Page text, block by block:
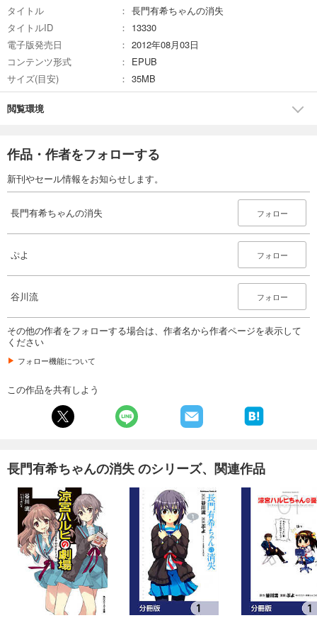
タイトル
長門有希ちゃんの消失
タイトルID
13330
電子版発売日
2012年08月03日
コンテンツ形式
EPUB
サイズ(目安)
35MB
閲覧環境
作品・作者をフォローする
新刊やセール情報をお知らせします。
長門有希ちゃんの消失 フォロー
ぷよ フォロー
谷川流 フォロー
その他の作者をフォローする場合は、作者名から作者ページを表示して
ください
フォロー機能について
この作品を共有しよう
長門有希ちゃんの消失 のシリーズ、関連作品